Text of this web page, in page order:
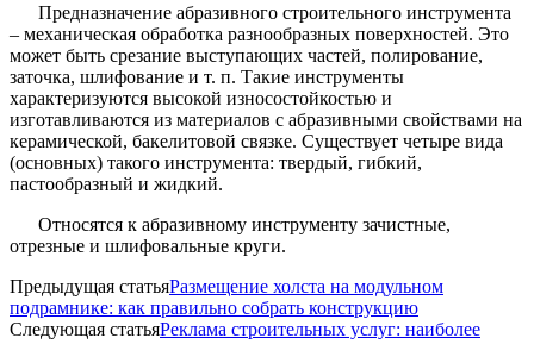
Предназначение абразивного строительного инструмента
– механическая обработка разнообразных поверхностей. Это
может быть срезание выступающих частей, полирование,
заточка, шлифование и т. п. Такие инструменты
характеризуются высокой износостойкостью и
изготавливаются из материалов с абразивными свойствами на
керамической, бакелитовой связке. Существует четыре вида
(основных) такого инструмента: твердый, гибкий,
пастообразный и жидкий.
Относятся к абразивному инструменту зачистные,
отрезные и шлифовальные круги.
Предыдущая статьяРазмещение холста на модульном
подрамнике: как правильно собрать конструкцию
Следующая статьяРеклама строительных услуг: наиболее